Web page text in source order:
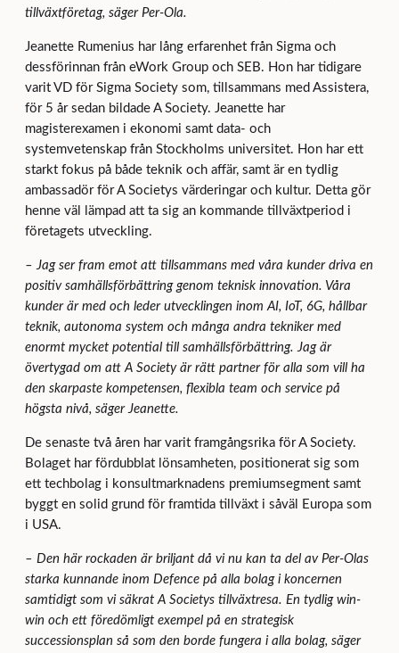
tillväxtföretag, säger Per-Ola.
Jeanette Rumenius har lång erfarenhet från Sigma och
dessförinnan från eWork Group och SEB. Hon har tidigare
varit VD för Sigma Society som, tillsammans med Assistera,
för 5 år sedan bildade A Society. Jeanette har
magisterexamen i ekonomi samt data- och
systemvetenskap från Stockholms universitet. Hon har ett
starkt fokus på både teknik och affär, samt är en tydlig
ambassadör för A Societys värderingar och kultur. Detta gör
henne väl lämpad att ta sig an kommande tillväxtperiod i
företagets utveckling.
– Jag ser fram emot att tillsammans med våra kunder driva en
positiv samhällsförbättring genom teknisk innovation. Våra
kunder är med och leder utvecklingen inom AI, IoT, 6G, hållbar
teknik, autonoma system och många andra tekniker med
enormt mycket potential till samhällsförbättring. Jag är
övertygad om att A Society är rätt partner för alla som vill ha
den skarpaste kompetensen, flexibla team och service på
högsta nivå, säger Jeanette.
De senaste två åren har varit framgångsrika för A Society.
Bolaget har fördubblat lönsamheten, positionerat sig som
ett techbolag i konsultmarknadens premiumsegment samt
byggt en solid grund för framtida tillväxt i såväl Europa som
i USA.
– Den här rockaden är briljant då vi nu kan ta del av Per-Olas
starka kunnande inom Defence på alla bolag i koncernen
samtidigt som vi säkrat A Societys tillväxtresa. En tydlig win-
win och ett föredömligt exempel på en strategisk
successionsplan så som den borde fungera i alla bolag, säger